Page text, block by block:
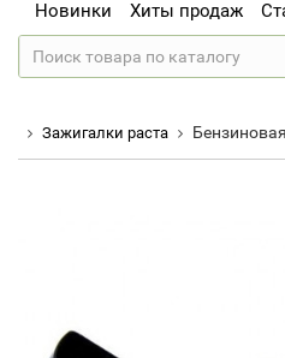
Новинки Хиты продаж
Зажигалки раста